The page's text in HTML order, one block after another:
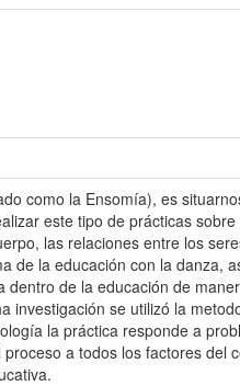
como la Ensomía), es
este tipo de prácticas
las relaciones entre los
la educación con la danza,
de la educación de
se utilizó la
la práctica responde a
a todos los factores del